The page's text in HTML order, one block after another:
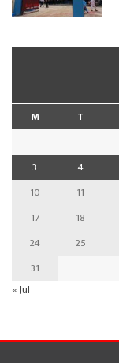
M T
3
4
10
11
17
18
24
25
31
« Jul